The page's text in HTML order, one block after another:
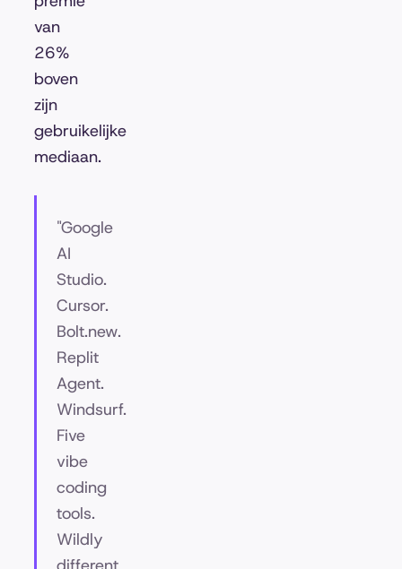
van
26%
boven
zijn
gebruikelijke
mediaan.
"Google
AI
Studio.
Cursor.
Bolt.new.
Replit
Agent.
Windsurf.
Five
vibe
coding
tools.
Wildly